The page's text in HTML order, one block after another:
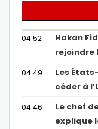
04:52
Hakan
rejoindre
04:49
Les
céder à
04:46
Le chef
explique